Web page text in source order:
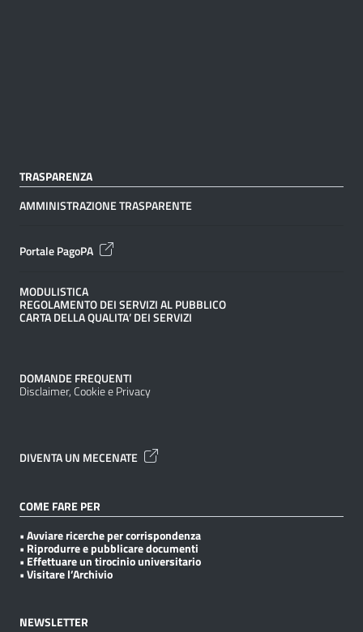
TRASPARENZA
AMMINISTRAZIONE TRASPARENTE
Portale PagoPA
MODULISTICA
REGOLAMENTO DEI SERVIZI AL PUBBLICO
CARTA DELLA QUALITA’ DEI SERVIZI
DOMANDE FREQUENTI
Disclaimer, Cookie e Privacy
DIVENTA UN MECENATE
COME FARE PER
• Avviare ricerche per corrispondenza
• Riprodurre e pubblicare documenti
• Effettuare un tirocinio universitario
• Visitare l’Archivio
NEWSLETTER